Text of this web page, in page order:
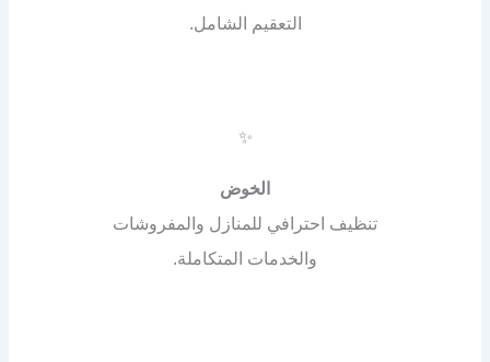
التعقيم الشامل.
✨
الخوض
تنظيف احترافي للمنازل والمفروشات
والخدمات المتكاملة.